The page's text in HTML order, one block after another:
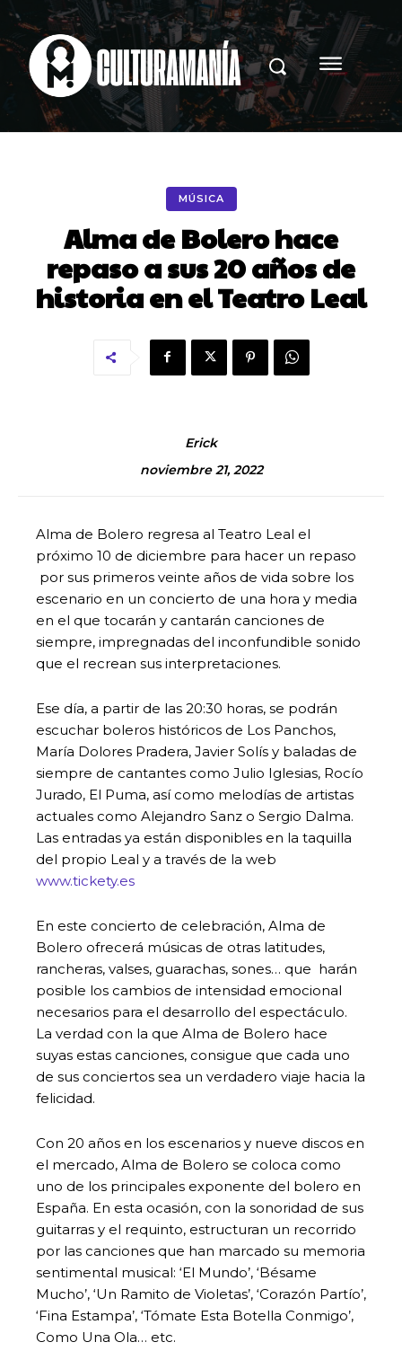
MÚSICA
Alma de Bolero hace
repaso a sus 20 años de
historia en el Teatro Leal
Erick
noviembre 21, 2022
Alma de Bolero regresa al Teatro Leal el
próximo 10 de diciembre para hacer un repaso
por sus primeros veinte años de vida sobre los
escenario en un concierto de una hora y media
en el que tocarán y cantarán canciones de
siempre, impregnadas del inconfundible sonido
que el recrean sus interpretaciones.
Ese día, a partir de las 20:30 horas, se podrán
escuchar boleros históricos de Los Panchos,
María Dolores Pradera, Javier Solís y baladas de
siempre de cantantes como Julio Iglesias, Rocío
Jurado, El Puma, así como melodías de artistas
actuales como Alejandro Sanz o Sergio Dalma.
Las entradas ya están disponibles en la taquilla
del propio Leal y a través de la web
www.tickety.es
En este concierto de celebración, Alma de
Bolero ofrecerá músicas de otras latitudes,
rancheras, valses, guarachas, sones… que harán
posible los cambios de intensidad emocional
necesarios para el desarrollo del espectáculo.
La verdad con la que Alma de Bolero hace
suyas estas canciones, consigue que cada uno
de sus conciertos sea un verdadero viaje hacia la
felicidad.
Con 20 años en los escenarios y nueve discos en
el mercado, Alma de Bolero se coloca como
uno de los principales exponente del bolero en
España. En esta ocasión, con la sonoridad de sus
guitarras y el requinto, estructuran un recorrido
por las canciones que han marcado su memoria
sentimental musical: ‘El Mundo’, ‘Bésame
Mucho’, ‘Un Ramito de Violetas’, ‘Corazón Partío’,
‘Fina Estampa’, ‘Tómate Esta Botella Conmigo’,
Como Una Ola… etc.